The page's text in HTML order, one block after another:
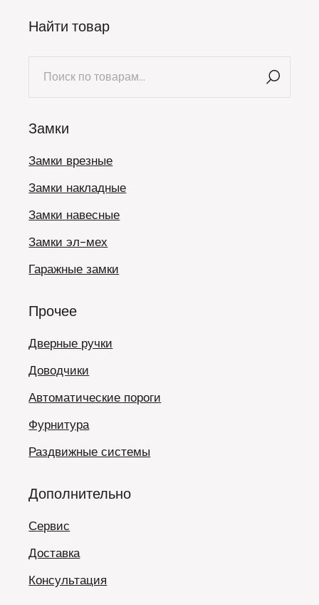
Найти товар
Замки
Замки врезные
Замки накладные
Замки навесные
Замки эл-мех
Гаражные замки
Прочее
Дверные ручки
Доводчики
Автоматические пороги
Фурнитура
Раздвижные системы
Дополнительно
Сервис
Доставка
Консультация